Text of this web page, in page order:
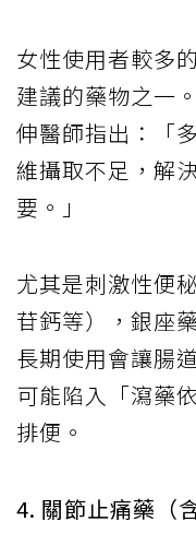
女性使用者較多
建議的藥物之一
伸醫師指出：「
維攝取不足，解
要。」
尤其是刺激性便
苷鈣等），銀座
長期使用會讓腸
可能陷入「瀉藥
排便。
4. 關節止痛藥（